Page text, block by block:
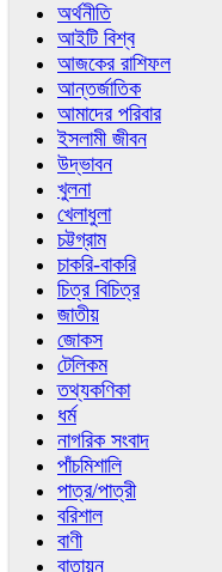
অর্থনীতি
আইটি বিশ্ব
আজকের রাশিফল
আন্তর্জাতিক
আমাদের পরিবার
ইসলামী জীবন
উদ্ভাবন
খুলনা
খেলাধুলা
চট্টগ্রাম
চাকরি-বাকরি
চিত্র বিচিত্র
জাতীয়
জোকস
টেলিকম
তথ্যকণিকা
ধর্ম
নাগরিক সংবাদ
পাঁচমিশালি
পাত্র/পাত্রী
বরিশাল
বাণী
বাতায়ন